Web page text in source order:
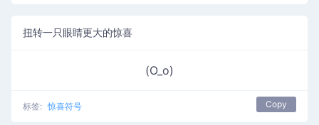
扭转一只眼睛更大的惊喜
(O_o)
标签: 惊喜符号 Copy